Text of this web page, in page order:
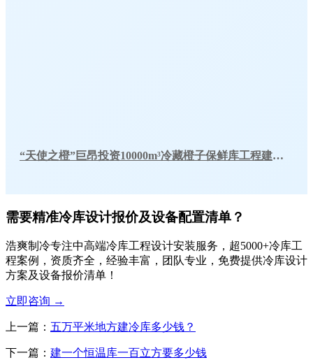
“天使之橙”巨昂投资10000m³冷藏橙子保鲜库工程建造方案
需要精准冷库设计报价及设备配置清单？
浩爽制冷专注中高端冷库工程设计安装服务，超5000+冷库工
程案例，资质齐全，经验丰富，团队专业，免费提供冷库设计
方案及设备报价清单！
立即咨询 →
上一篇： 五万平米地方建冷库多少钱？
下一篇： 建一个恒温库一百立方要多少钱